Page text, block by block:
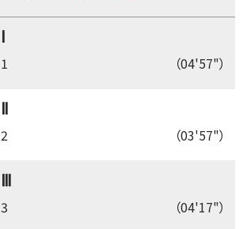
（04'57"）
1
（03'57"）
2
（04'17"）
3